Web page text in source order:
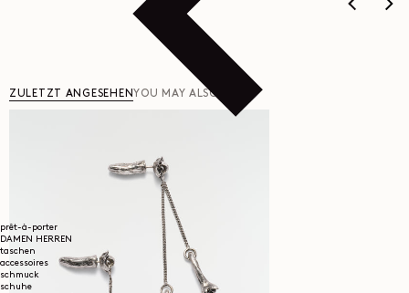
prêt-à-porter
DAMEN
HERREN
taschen
accessoires
schmuck
schuhe
ZULETZT ANGESEHENYOU MAY ALSO LIKE